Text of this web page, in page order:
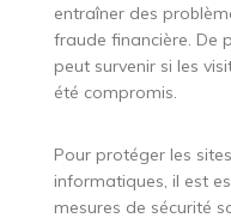
entraîner des
fraude financière. De
peut survenir si les
été compromis.
Pour protéger les
informatiques, il est
mesures de sécurité